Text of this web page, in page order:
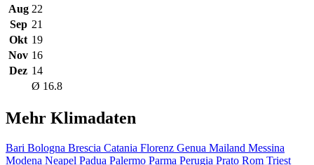
Aug 22
Sep 21
Okt 19
Nov 16
Dez 14
Ø 16.8
Mehr Klimadaten
Bari Bologna Brescia Catania Florenz Genua Mailand Messina
Modena Neapel Padua Palermo Parma Perugia Prato Rom Triest